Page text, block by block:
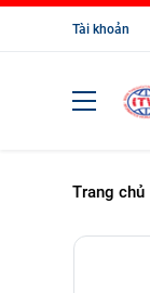
Tài khoản
Trang chủ